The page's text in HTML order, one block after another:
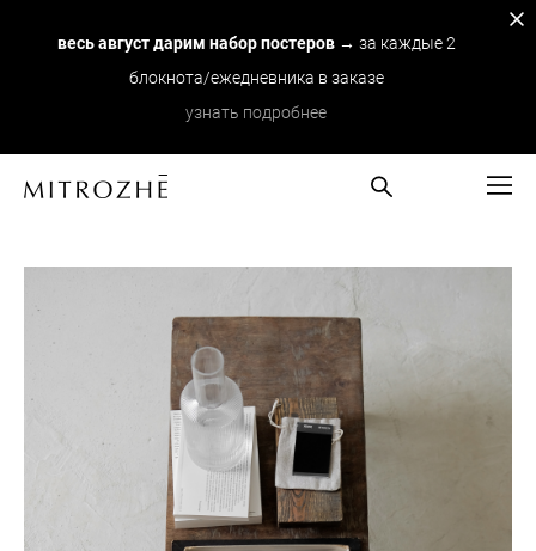
весь август дарим набор постеров→ за каждые 2
блокнота/ежедневника в заказе
узнать подробнее